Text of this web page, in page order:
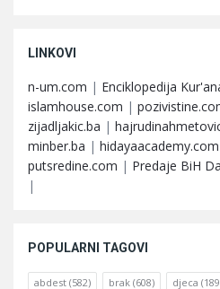
LINKOVI
n-um.com | Enciklopedija
islamhouse.com |
zijadljakic.ba |
minber.ba | hidayaacademy.com
putsredine.com | Predaje BiH
|
POPULARNI TAGOVI
abdest (582) brak (608) djeca